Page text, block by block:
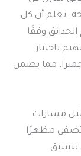
نعلم أن كل
وفقًا
باختيار
جميرا، مما يضمن
مسارات
تضفي مظهرًا
تنسيق